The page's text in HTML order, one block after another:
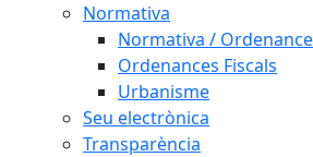
Normativa
Normativa /
Ordenances Fiscals
Urbanisme
Seu electrònica
Transparència